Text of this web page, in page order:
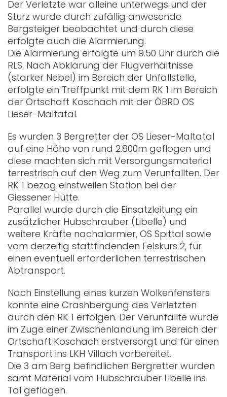
Der Verletzte war alleine unterwegs und der
Sturz wurde durch zufällig anwesende
Bergsteiger beobachtet und durch diese
erfolgte auch die Alarmierung.
Die Alarmierung erfolgte um 9.50 Uhr durch die
RLS. Nach Abklärung der Flugverhältnisse
(starker Nebel) im Bereich der Unfallstelle,
erfolgte ein Treffpunkt mit dem RK 1 im Bereich
der Ortschaft Koschach mit der ÖBRD OS
Lieser-Maltatal.
Es wurden 3 Bergretter der OS Lieser-Maltatal
auf eine Höhe von rund 2.800m geflogen und
diese machten sich mit Versorgungsmaterial
terrestrisch auf den Weg zum Verunfallten. Der
RK 1 bezog einstweilen Station bei der
Giessener Hütte.
Parallel wurde durch die Einsatzleitung ein
zusätzlicher Hubschrauber (Libelle) und
weitere Kräfte nachalarmier, OS Spittal sowie
vom derzeitig stattfindenden Felskurs 2, für
einen eventuell erforderlichen terrestrischen
Abtransport.
Nach Einstellung eines kurzen Wolkenfensters
konnte eine Crashbergung des Verletzten
durch den RK 1 erfolgen. Der Verunfallte wurde
im Zuge einer Zwischenlandung im Bereich der
Ortschaft Koschach erstversorgt und für einen
Transport ins LKH Villach vorbereitet.
Die 3 am Berg befindlichen Bergretter wurden
samt Material vom Hubschrauber Libelle ins
Tal geflogen.